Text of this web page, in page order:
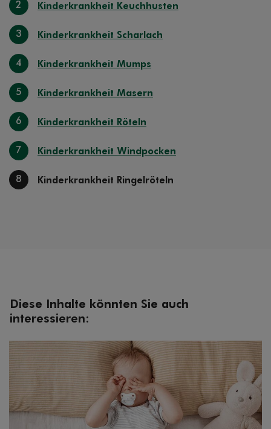
2 Kinderkrankheit Keuchhusten
3 Kinderkrankheit Scharlach
4 Kinderkrankheit Mumps
5 Kinderkrankheit Masern
6 Kinderkrankheit Röteln
7 Kinderkrankheit Windpocken
8 Kinderkrankheit Ringelröteln
Diese Inhalte könnten Sie auch
interessieren: